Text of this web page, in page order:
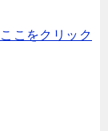
こをクリック